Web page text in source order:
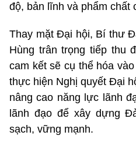
độ, bản lĩnh và phẩm chất
Thay mặt Đại hội, Bí thư
Hùng trân trọng tiếp thu
cam kết sẽ cụ thể hóa
thực hiện Nghị quyết Đại
nâng cao năng lực lãnh
lãnh đạo để xây dựng
sạch, vững mạnh.